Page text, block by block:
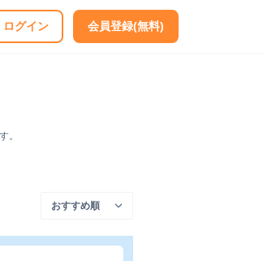
ログイン 会員登録(無料)
。